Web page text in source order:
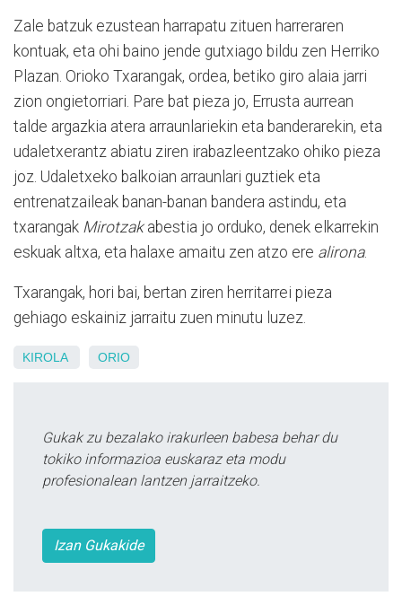
Zale batzuk ezustean harrapatu zituen harreraren
kontuak, eta ohi baino jende gutxiago bildu zen Herriko
Plazan. Orioko Txarangak, ordea, betiko giro alaia jarri
zion ongietorriari. Pare bat pieza jo, Errusta aurrean
talde argazkia atera arraunlariekin eta banderarekin, eta
udaletxerantz abiatu ziren irabazleentzako ohiko pieza
joz. Udaletxeko balkoian arraunlari guztiek eta
entrenatzaileak banan-banan bandera astindu, eta
txarangak Mirotzakabestia jo orduko, denek elkarrekin
eskuak altxa, eta halaxe amaitu zen atzo ere alirona.
Txarangak, hori bai, bertan ziren herritarrei pieza
gehiago eskainiz jarraitu zuen minutu luzez.
KIROLA ORIO
Gukak zu bezalako irakurleen babesa behar du
tokiko informazioa euskaraz eta modu
profesionalean lantzen jarraitzeko.
Izan Gukakide